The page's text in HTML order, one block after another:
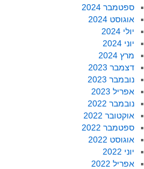
ספטמבר 2024
אוגוסט 2024
יולי 2024
יוני 2024
מרץ 2024
דצמבר 2023
נובמבר 2023
אפריל 2023
נובמבר 2022
אוקטובר 2022
ספטמבר 2022
אוגוסט 2022
יוני 2022
אפריל 2022